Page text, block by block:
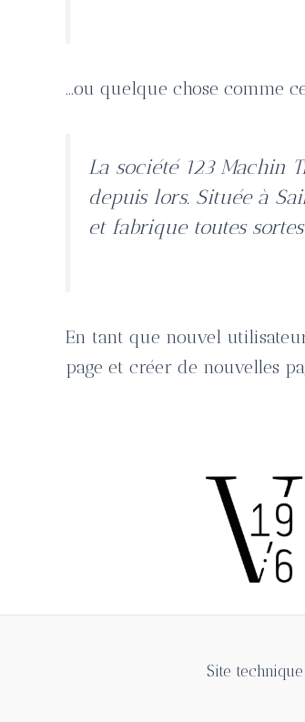
…ou quelque chose comme
La société 123 Machin
depuis lors. Située à
et fabrique toutes
En tant que nouvel
page et créer de nouvelles
Site